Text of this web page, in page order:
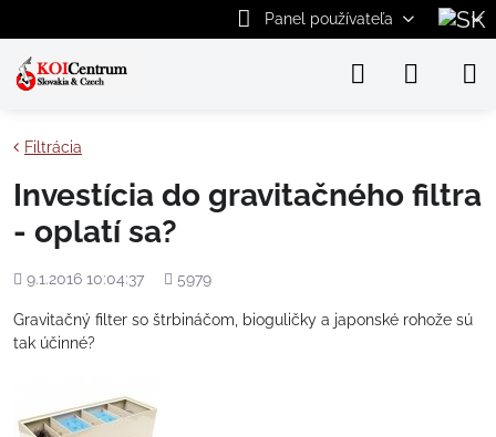
Panel používateľa
Filtrácia
Investícia do gravitačného filtra
- oplatí sa?
Pridané
9.1.2016 10:04:37
Počet
5979
Gravitačný filter so štrbináčom, bioguličky a japonské rohože sú
tak účinné?